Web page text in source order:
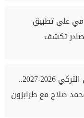
على تطبيق
تكشف
القنوات الناقلة للدوري التركي 2026-2027..
صلاح مع طرابزون